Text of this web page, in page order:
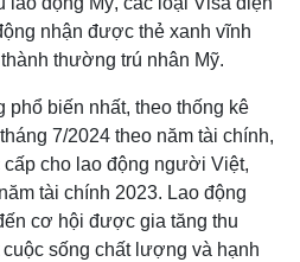
nhận được thẻ xanh vĩnh
thường trú nhân Mỹ.
phổ biến nhất, theo thống kê
7/2024 theo năm tài chính,
cho lao động người Việt,
tài chính 2023. Lao động
cơ hội được gia tăng thu
sống chất lượng và hạnh